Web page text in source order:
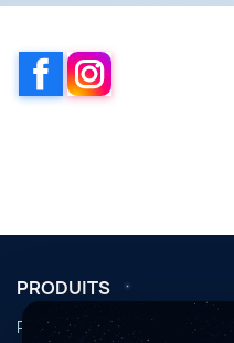
Facebook
PRODUITS
Promotions